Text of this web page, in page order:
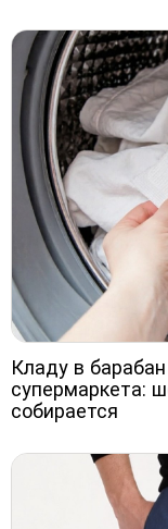
Кладу в
супермаркета:
собирается